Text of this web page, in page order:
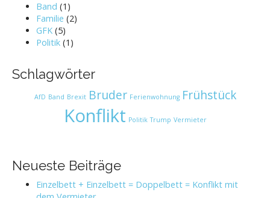
Band (1)
Familie (2)
GFK (5)
Politik (1)
Schlagwörter
AfD Band Brexit Bruder Ferienwohnung Frühstück
Konflikt Politik Trump Vermieter
Neueste Beiträge
Einzelbett + Einzelbett = Doppelbett = Konflikt mit